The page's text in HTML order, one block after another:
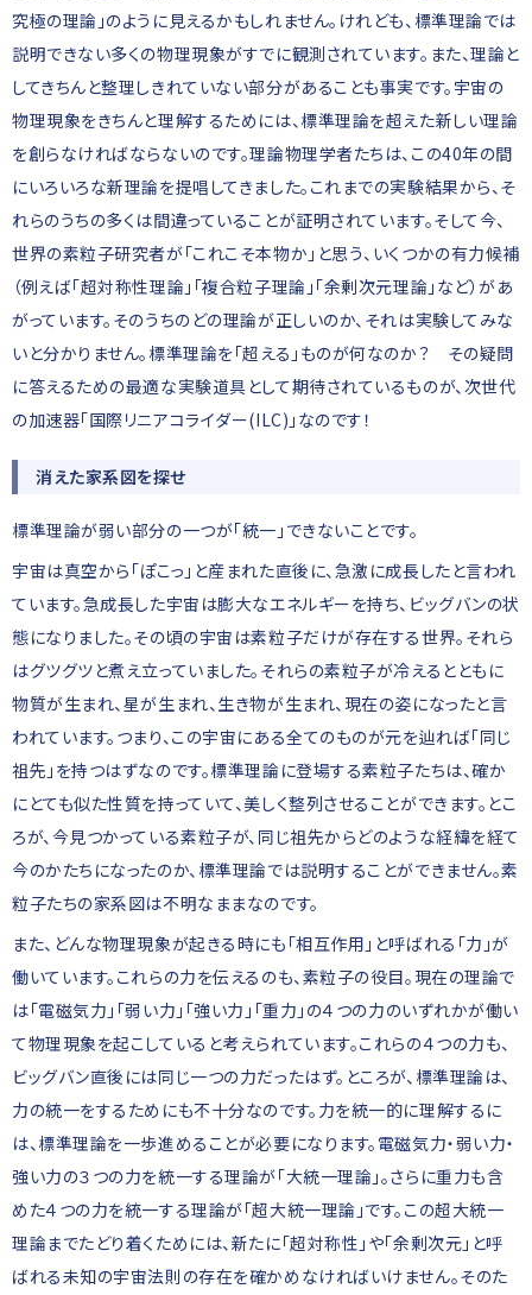
究極の理論」のように見えるかもしれません。けれども、標準理論では
説明できない多くの物理現象がすでに観測されています。また、理論と
してきちんと整理しきれていない部分があることも事実です。宇宙の
物理現象をきちんと理解するためには、標準理論を超えた新しい理論
を創らなければならないのです。理論物理学者たちは、この40年の間
にいろいろな新理論を提唱してきました。これまでの実験結果から、そ
れらのうちの多くは間違っていることが証明されています。そして今、
世界の素粒子研究者が「これこそ本物か」と思う、いくつかの有力候補
（例えば「超対称性理論」「複合粒子理論」「余剰次元理論」など）があ
がっています。そのうちのどの理論が正しいのか、それは実験してみな
いと分かりません。標準理論を「超える」ものが何なのか？ その疑問
に答えるための最適な実験道具として期待されているものが、次世代
の加速器「国際リニアコライダー(ILC)」なのです！
消えた家系図を探せ
標準理論が弱い部分の一つが「統一」できないことです。
宇宙は真空から「ぽこっ」と産まれた直後に、急激に成長したと言われ
ています。急成長した宇宙は膨大なエネルギーを持ち、ビッグバンの状
態になりました。その頃の宇宙は素粒子だけが存在する世界。それら
はグツグツと煮え立っていました。それらの素粒子が冷えるとともに
物質が生まれ、星が生まれ、生き物が生まれ、現在の姿になったと言
われています。つまり、この宇宙にある全てのものが元を辿れば「同じ
祖先」を持つはずなのです。標準理論に登場する素粒子たちは、確か
にとても似た性質を持っていて、美しく整列させることができます。とこ
ろが、今見つかっている素粒子が、同じ祖先からどのような経緯を経て
今のかたちになったのか、標準理論では説明することができません。素
粒子たちの家系図は不明なままなのです。
また、どんな物理現象が起きる時にも「相互作用」と呼ばれる「力」が
働いています。これらの力を伝えるのも、素粒子の役目。現在の理論で
は「電磁気力」「弱い力」「強い力」「重力」の４つの力のいずれかが働い
て物理現象を起こしていると考えられています。これらの４つの力も、
ビッグバン直後には同じ一つの力だったはず。ところが、標準理論は、
力の統一をするためにも不十分なのです。力を統一的に理解するに
は、標準理論を一歩進めることが必要になります。電磁気力・弱い力・
強い力の３つの力を統一する理論が「大統一理論」。さらに重力も含
めた４つの力を統一する理論が「超大統一理論」です。この超大統一
理論までたどり着くためには、新たに「超対称性」や「余剰次元」と呼
ばれる未知の宇宙法則の存在を確かめなければいけません。そのた